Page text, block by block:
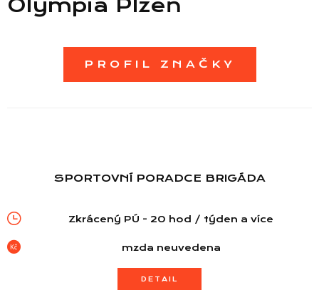
Olympia Plzeň
PROFIL ZNAČKY
SPORTOVNÍ PORADCE BRIGÁDA
Zkrácený PÚ - 20 hod / týden a více
mzda neuvedena
DETAIL